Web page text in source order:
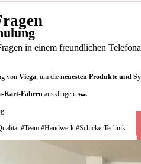
vonViega, um dieneuesten Produkte und
Kart-Fahren ausklingen. 🏎️
#Team #Handwerk #SchickerTechnik
in einem freundlichen
installieren